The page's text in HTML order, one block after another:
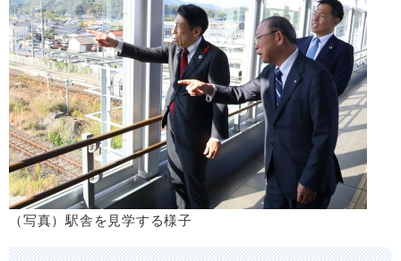
（写真）駅舎を見学する様子